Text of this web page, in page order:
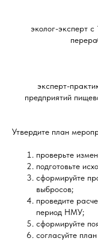
эколог-эксперт
эксперт-
предприятий
Утвердите план
проверьте
подготовьте
сформируйте
выбросов;
проведите
период НМУ;
сформируйте
согласуйте